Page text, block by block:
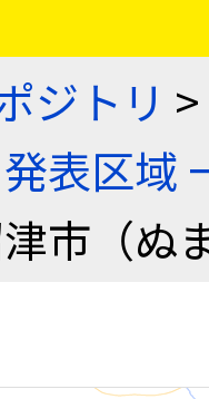
ジトリ >
発表区域
市（ぬ